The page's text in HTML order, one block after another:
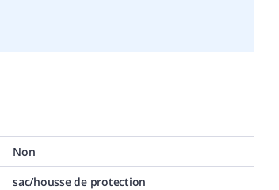
Non
sac/housse de protection